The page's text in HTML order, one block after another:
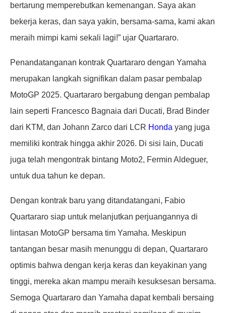
bertarung memperebutkan kemenangan. Saya akan
bekerja keras, dan saya yakin, bersama-sama, kami akan
meraih mimpi kami sekali lagi!” ujar Quartararo.
Penandatanganan kontrak Quartararo dengan Yamaha
merupakan langkah signifikan dalam pasar pembalap
MotoGP 2025. Quartararo bergabung dengan pembalap
lain seperti Francesco Bagnaia dari Ducati, Brad Binder
dari KTM, dan Johann Zarco dari LCR Honda yang juga
memiliki kontrak hingga akhir 2026. Di sisi lain, Ducati
juga telah mengontrak bintang Moto2, Fermin Aldeguer,
untuk dua tahun ke depan.
Dengan kontrak baru yang ditandatangani, Fabio
Quartararo siap untuk melanjutkan perjuangannya di
lintasan MotoGP bersama tim Yamaha. Meskipun
tantangan besar masih menunggu di depan, Quartararo
optimis bahwa dengan kerja keras dan keyakinan yang
tinggi, mereka akan mampu meraih kesuksesan bersama.
Semoga Quartararo dan Yamaha dapat kembali bersaing